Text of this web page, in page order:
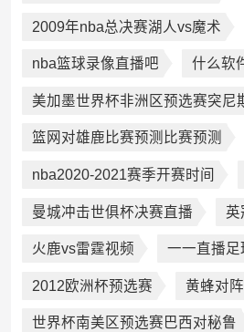
2009年nba总决赛湖人vs魔术
nba篮球录像直播吧 什么软
美加墨世界杯非洲区预选赛突尼
篮网对雄鹿比赛预测比赛预测
nba2020-2021赛季开赛时间
曼城冲击世俱杯决赛直播 英
火鹿vs雷霆视频 一一直播足
2012欧洲杯预选赛 黄蜂对
世界杯南美区预选赛巴西对秘鲁